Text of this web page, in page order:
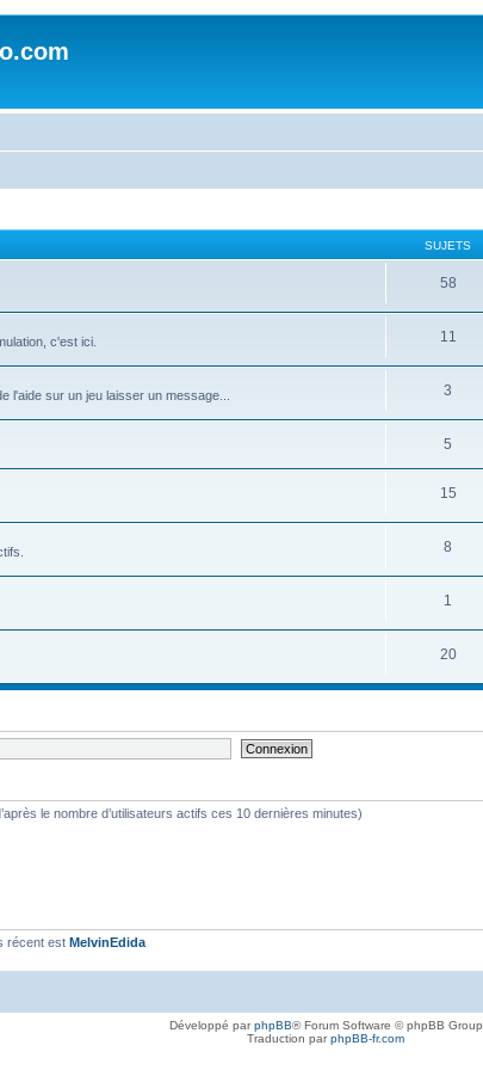
SUJETS
58
c'est ici.
11
l'aide sur un jeu laisser un message...
3
5
15
8
1
20
le nombre d’utilisateurs actifs ces 10 dernières minutes)
récent est MelvinEdida
Développé parphpBB® Forum Software © phpBB Group
Traduction parphpBB-fr.com